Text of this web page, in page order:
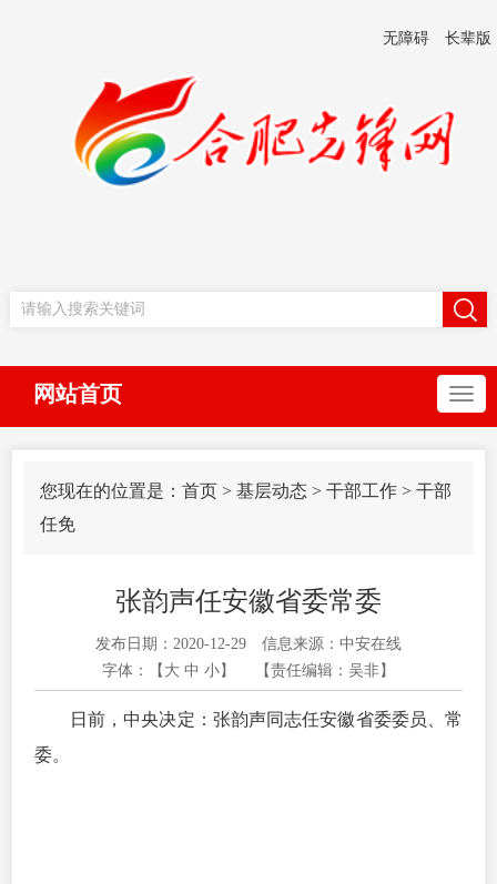
无障碍 长辈版
网站首页
您现在的位置是： 首页 > 基层动态 > 干部工作 > 干部
任免
张韵声任安徽省委常委
发布日期：2020-12-29
信息来源：中安在线
字体：【 大 中 小 】 【责任编辑：吴非】
日前，中央决定：张韵声同志任安徽省委委员、常
委。